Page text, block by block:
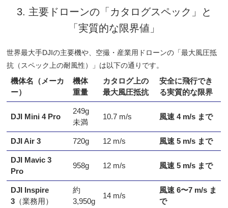
3. 主要ドローンの「カタログスペック」と
「実質的な限界値」
世界最大手DJIの主要機や、空撮・産業用ドローンの「最大風圧抵
抗（スペック上の耐風性）」は以下の通りです。
機体名（メーカ
ー）
機体
重量
カタログ上の
最大風圧抵抗
安全に飛行でき
る実質的な限界
DJI Mini 4 Pro
249g
未満
10.7 m/s 風速 4 m/s まで
DJI Air 3 720g 12 m/s 風速 5 m/s まで
DJI Mavic 3
Pro
958g 12 m/s 風速 5 m/s まで
DJI Inspire
3（業務用）
約
3,950g
14 m/s
風速 6〜7 m/s ま
で